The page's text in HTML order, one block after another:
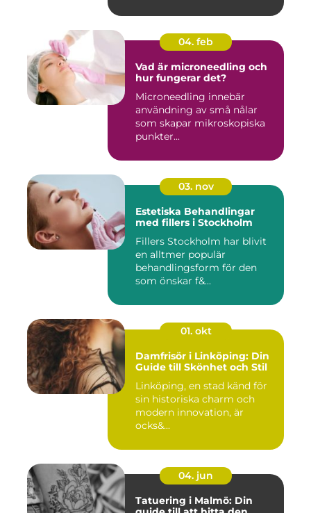
04. feb
Vad är microneedling och
hur fungerar det?
Microneedling innebär
användning av små nålar
som skapar mikroskopiska
punkter...
03. nov
Estetiska Behandlingar
med fillers i Stockholm
Fillers Stockholm har blivit
en alltmer populär
behandlingsform för den
som önskar f&...
01. okt
Damfrisör i Linköping: Din
Guide till Skönhet och Stil
Linköping, en stad känd för
sin historiska charm och
modern innovation, är
ocks&...
04. jun
Tatuering i Malmö: Din